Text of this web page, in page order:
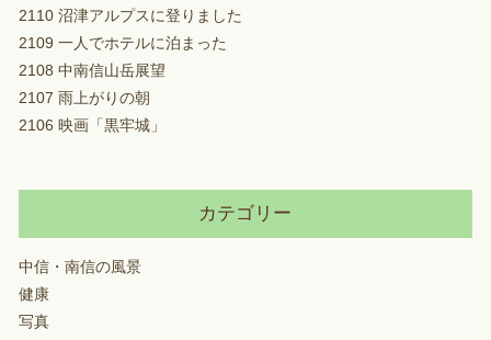
2110 沼津アルプスに登りました
2109 一人でホテルに泊まった
2108 中南信山岳展望
2107 雨上がりの朝
2106 映画「黒牢城」
カテゴリー
中信・南信の風景
健康
写真